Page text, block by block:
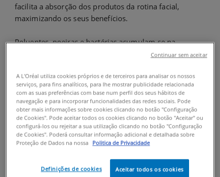
facilita a absorção dos produtos da rotina facial,
maximizando os seus benefícios.
Poluentes, poeiras e bactérias acumulam-se na
superfície da pele ao longo do dia e estas impurezas
uma limpeza facial duas vezes por dia ajuda a manter a
pele saudável.
Infelizmente, nem todos osprodutos de limpeza
facialsão adequados para os diferentes tipos de pele.
A não utilização do produto de limpeza facial
adequado ao tipo de pele ou o excesso de esfoliação
terá impacto na integridade da função de barreira,
retirando parte da camada lipídica da nossa pele e
A L'Oréal utiliza cookies próprios e de terceiros para analisar os nossos
serviços, para fins analíticos, para lhe mostrar publicidade relacionada
com as suas preferências com base num perfil dos seus hábitos de
navegação e para incorporar funcionalidades das redes sociais. Pode
obter mais informações sobre cookies clicando no botão "Configuração
de Cookies". Pode aceitar todos os cookies clicando no botão "Aceitar" ou
configurá-los ou rejeitar a sua utilização clicando no botão "Configuração
de Cookies". Poderá consultar informação adicional e detalhada sobre
Proteção de Dados na nossa Politica de Privacidade
Definições de cookies Aceitar todos os cookies
Continuar sem aceitar